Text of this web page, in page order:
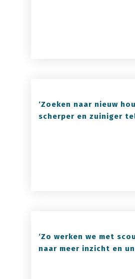
‘Zoeken naar nieuw
scherper en zuiniger
‘Zo werken we met
naar meer inzicht en